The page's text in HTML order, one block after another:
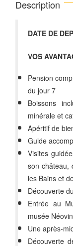
Description
DATE DE
VOS
Pension
du jour 7
Boissons
minérale et
Apéritif de
Guide
Visites
son château,
les Bains et
Découverte
Entrée au
musée
Une après-
Découverte